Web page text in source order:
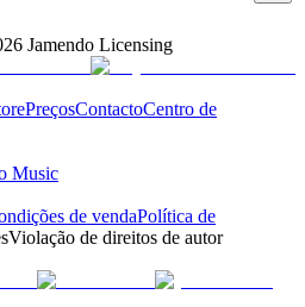
Jamendo Licensing
PreçosContactoCentro de
Music
de vendaPolítica de
Violação de direitos de autor